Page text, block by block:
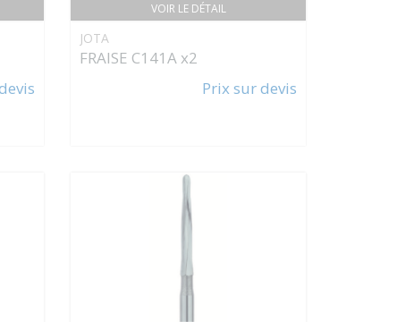
VOIR LE DÉTAIL
JOTA
FRAISE C141A x2
Prix sur devis